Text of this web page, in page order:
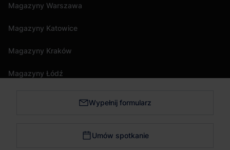
Magazyny Warszawa
Magazyny Katowice
Magazyny Kraków
Magazyny Łódź
Magazyny Trójmiasto Wypełnij formularz
Umów spotkanie